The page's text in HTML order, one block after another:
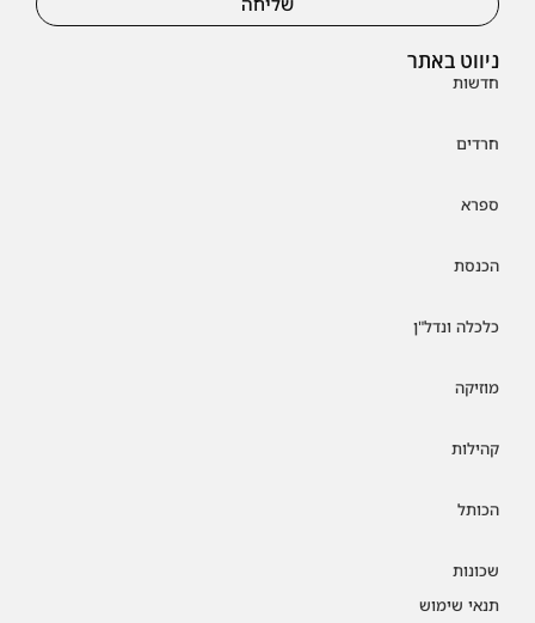
ניווט באתר
חדשות
חרדים
ספרא
הכנסת
כלכלה ונדל"ן
מוזיקה
קהילות
הכותל
שכונות
תנאי שימוש